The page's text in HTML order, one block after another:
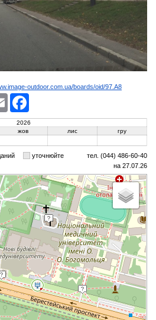
outdoor.com.ua/boards/oid/97.A8
Email
2026
жов лис гру
уточнюйте
тел. (044) 486-60-40
на 27.07.26